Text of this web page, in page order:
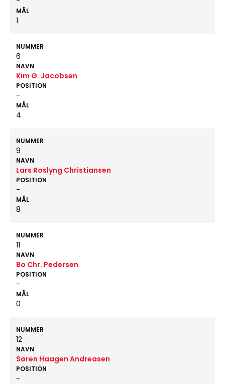
MÅL
1
NUMMER
6
NAVN
Kim G. Jacobsen
POSITION
-
MÅL
4
NUMMER
9
NAVN
Lars Roslyng Christiansen
POSITION
-
MÅL
8
NUMMER
11
NAVN
Bo Chr. Pedersen
POSITION
-
MÅL
0
NUMMER
12
NAVN
Søren Haagen Andreasen
POSITION
-